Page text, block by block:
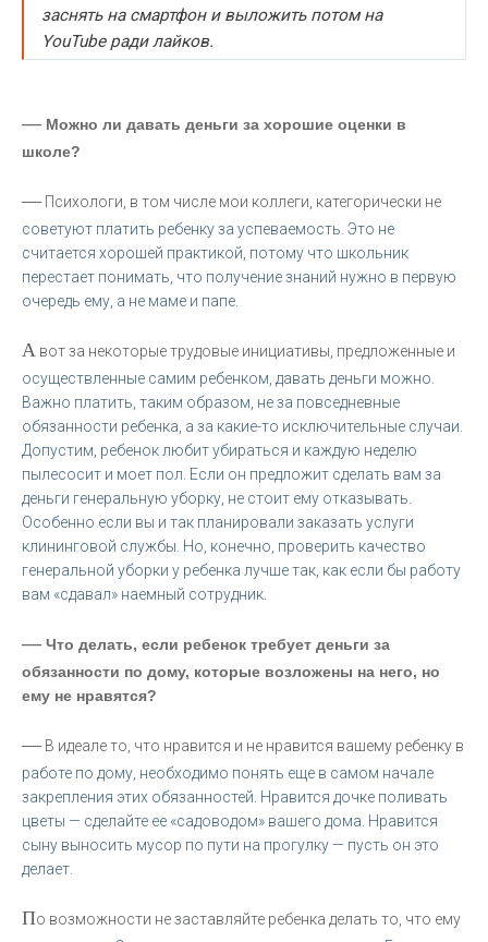
заснять на смартфон и выложить потом на
YouTube ради лайков.
— Можно ли давать деньги за хорошие оценки в
школе?
— Психологи, в том числе мои коллеги, категорически не
советуют платить ребенку за успеваемость. Это не
считается хорошей практикой, потому что школьник
перестает понимать, что получение знаний нужно в первую
очередь ему, а не маме и папе.
А вот за некоторые трудовые инициативы, предложенные и
осуществленные самим ребенком, давать деньги можно.
Важно платить, таким образом, не за повседневные
обязанности ребенка, а за какие-то исключительные случаи.
Допустим, ребенок любит убираться и каждую неделю
пылесосит и моет пол. Если он предложит сделать вам за
деньги генеральную уборку, не стоит ему отказывать.
Особенно если вы и так планировали заказать услуги
клининговой службы. Но, конечно, проверить качество
генеральной уборки у ребенка лучше так, как если бы работу
вам «сдавал» наемный сотрудник.
— Что делать, если ребенок требует деньги за
обязанности по дому, которые возложены на него, но
ему не нравятся?
— В идеале то, что нравится и не нравится вашему ребенку в
работе по дому, необходимо понять еще в самом начале
закрепления этих обязанностей. Нравится дочке поливать
цветы — сделайте ее «садоводом» вашего дома. Нравится
сыну выносить мусор по пути на прогулку — пусть он это
делает.
По возможности не заставляйте ребенка делать то, что ему